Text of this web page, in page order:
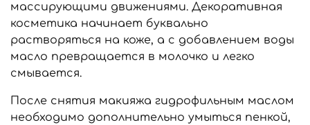
массирующими движениями. Декоративная
косметика начинает буквально
растворяться на коже, а с добавлением воды
масло превращается в молочко и легко
смывается.
После снятия макияжа гидрофильным маслом
необходимо дополнительно умыться пенкой,